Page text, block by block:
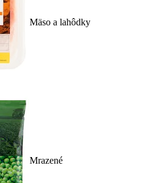
Mäso a lahôdky
Mrazené